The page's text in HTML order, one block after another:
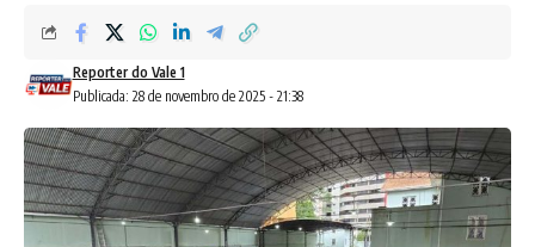
Publicada: 28 de novembro de 2025 - 21:38
Reporter do Vale 1